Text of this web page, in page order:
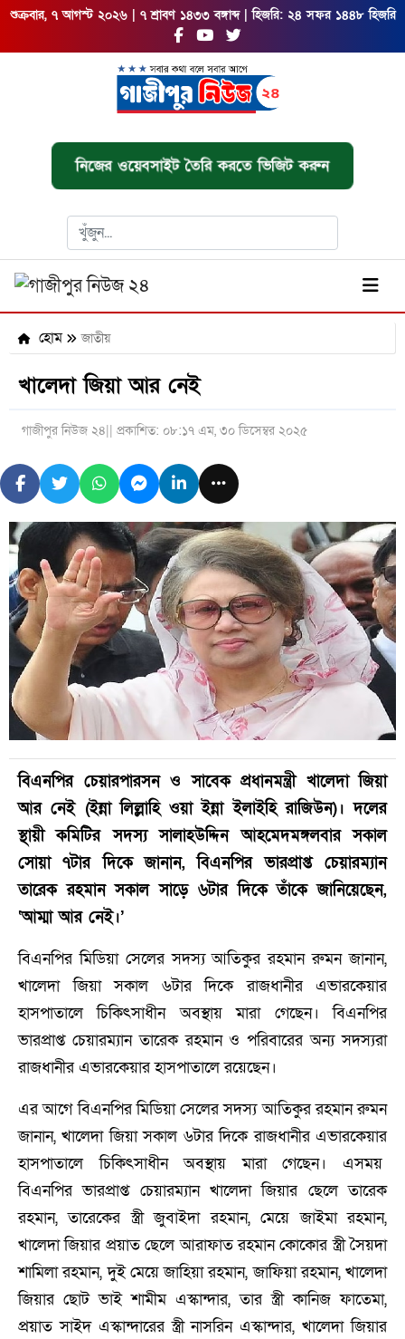
শুক্রবার, ৭ আগস্ট ২০২৬ | ৭ শ্রাবণ ১৪৩৩ বঙ্গাব্দ | হিজরি: ২৪ সফর ১৪৪৮ হিজরি
নিজের ওয়েবসাইট তৈরি করতে ভিজিট করুন
হোম জাতীয়
খালেদা জিয়া আর নেই
গাজীপুর নিউজ ২৪ || প্রকাশিত: ০৮:১৭ এম, ৩০ ডিসেম্বর ২০২৫
বিএনপির চেয়ারপারসন ও সাবেক প্রধানমন্ত্রী খালেদা জিয়া
আর নেই (ইন্না লিল্লাহি ওয়া ইন্না ইলাইহি রাজিউন)। দলের
স্থায়ী কমিটির সদস্য সালাহউদ্দিন আহমেদমঙ্গলবার সকাল
সোয়া ৭টার দিকে জানান, বিএনপির ভারপ্রাপ্ত চেয়ারম্যান
তারেক রহমান সকাল সাড়ে ৬টার দিকে তাঁকে জানিয়েছেন,
‘আম্মা আর নেই।’
বিএনপির মিডিয়া সেলের সদস্য আতিকুর রহমান রুমন জানান,
খালেদা জিয়া সকাল ৬টার দিকে রাজধানীর এভারকেয়ার
হাসপাতালে চিকিৎসাধীন অবস্থায় মারা গেছেন। বিএনপির
ভারপ্রাপ্ত চেয়ারম্যান তারেক রহমান ও পরিবারের অন্য সদস্যরা
রাজধানীর এভারকেয়ার হাসপাতালে রয়েছেন।
এর আগে বিএনপির মিডিয়া সেলের সদস্য আতিকুর রহমান রুমন
জানান, খালেদা জিয়া সকাল ৬টার দিকে রাজধানীর এভারকেয়ার
হাসপাতালে চিকিৎসাধীন অবস্থায় মারা গেছেন। এসময়
বিএনপির ভারপ্রাপ্ত চেয়ারম্যান খালেদা জিয়ার ছেলে তারেক
রহমান, তারেকের স্ত্রী জুবাইদা রহমান, মেয়ে জাইমা রহমান,
খালেদা জিয়ার প্রয়াত ছেলে আরাফাত রহমান কোকোর স্ত্রী সৈয়দা
শামিলা রহমান, দুই মেয়ে জাহিয়া রহমান, জাফিয়া রহমান, খালেদা
জিয়ার ছোট ভাই শামীম এস্কান্দার, তার স্ত্রী কানিজ ফাতেমা,
প্রয়াত সাইদ এস্কান্দারের স্ত্রী নাসরিন এস্কান্দার, খালেদা জিয়ার